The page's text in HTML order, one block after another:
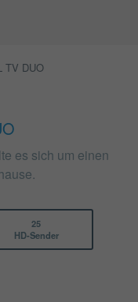
TV DUO
es sich um einen
25
HD-Sender